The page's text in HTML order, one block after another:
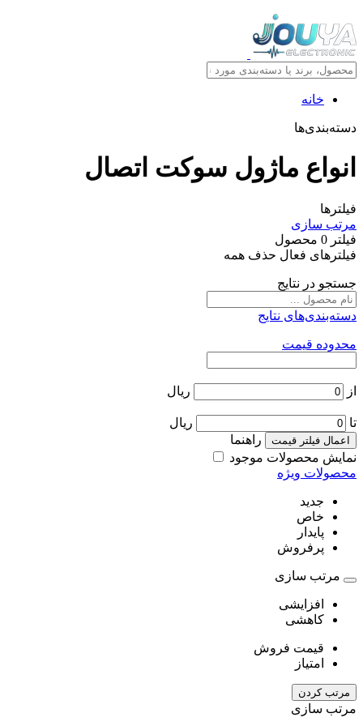
خانه
دسته‌بندی‌ها
انواع ماژول سوکت اتصال
فیلترها
مرتب سازی
فیلتر 0 محصول
فیلترهای فعال حذف همه
جستجو در نتایج
دسته‌بندی‌های نتایج
محدوده قیمت
از ریال
تا ریال
اعمال فیلتر قیمت
راهنما
نمایش محصولات موجود
محصولات ویژه
جدید
خاص
پایدار
پرفروش
مرتب سازی
افزایشی
کاهشی
قیمت فروش
امتیاز
مرتب کردن
مرتب سازی